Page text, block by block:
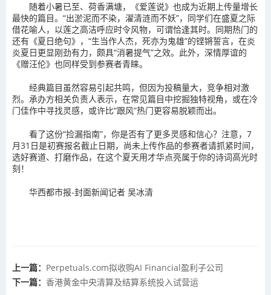
随着小暑已至、荷香满塘，《爱莲说》也成为近期上传量增长
最快的篇目。“出淤泥而不染，濯清涟而不妖”，同学们在盛夏之际
借花喻人，以莲之高洁呼应时令风物，可谓恰逢其时。同期热门的
还有《夏日绝句》，“生当作人杰，死亦为鬼雄”的铿锵誓言，在炎
炎夏日更显刚劲有力，颇具“消暑提气”之效。此外，深情厚谊的
《赠汪伦》也同样受到参赛者青睐。
经典篇目虽然容易引起共鸣，但因为投稿量大，竞争相对激
烈。承办方相关负责人表示，在常见篇目中挖掘独特视角，或在冷
门佳作中寻找灵感，或许比“跟风”热门更容易脱颖而出。
看了这份“捡漏指南”，你是否有了更多灵感和信心？注意，7
月31日是初赛报名截止日期，尚未上传作品的参赛者请抓紧时间，
选好赛道、打磨作品，在这个夏天用才华点亮属于你的诗词高光时
刻！
华西都市报-封面新闻记者 吴冰清
上一篇： Perpetuals.com拟收购AI Financial盈利子公司
下一篇： 香港黄金中央清算及结算系统投入试营运